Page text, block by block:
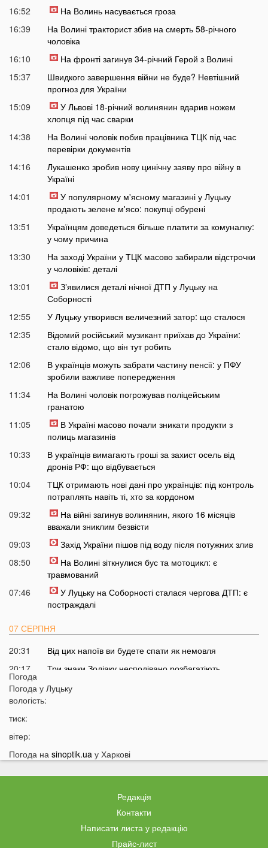
16:52
На Волинь насувається гроза
16:39
На Волині тракторист збив на смерть 58-річного
чоловіка
16:10
На фронті загинув 34-річний Герой з Волині
15:37
Швидкого завершення війни не буде? Невтішний
прогноз для України
15:09
У Львові 18-річний волинянин вдарив ножем
хлопця під час сварки
14:38
На Волині чоловік побив працівника ТЦК під час
перевірки документів
14:16
Лукашенко зробив нову цинічну заяву про війну в
Україні
14:01
У популярному м'ясному магазині у Луцьку
продають зелене м'ясо: покупці обурені
13:51
Українцям доведеться більше платити за комуналку:
у чому причина
13:30
На заході України у ТЦК масово забирали відстрочки
у чоловіків: деталі
13:01
Зʼявилися деталі нічної ДТП у Луцьку на
Соборності
12:55
У Луцьку утворився величезний затор: що сталося
12:35
Відомий російський музикант приїхав до України:
стало відомо, що він тут робить
12:06
В українців можуть забрати частину пенсії: у ПФУ
зробили важливе попередження
11:34
На Волині чоловік погрожував поліцейським
гранатою
11:05
В Україні масово почали зникати продукти з
полиць магазинів
10:33
В українців вимагають гроші за захист осель від
дронів РФ: що відбувається
10:04
ТЦК отримають нові дані про українців: під контроль
потраплять навіть ті, хто за кордоном
09:32
На війні загинув волинянин, якого 16 місяців
вважали зниклим безвісти
09:03
Захід України пішов під воду після потужних злив
08:50
На Волині зіткнулися бус та мотоцикл: є
травмований
07:46
У Луцьку на Соборності сталася чергова ДТП: є
постраждалі
07 СЕРПНЯ
20:31
Від цих напоїв ви будете спати як немовля
20:17
Три знаки Зодіаку несподівано розбагатіють
19:49
18:52
На заході України чоловік впіймав 10-кілограмову
рибу
Українці можуть вивести гроші з мобільного рахунку
Отримав переказ на картку? Штраф 34 тисячі
Погода
Погода у Луцьку
вологість:
тиск:
вітер:
Погода на sinoptik.ua у Харкові
Редакція
Контакти
Написати листа у редакцію
Прайс-лист